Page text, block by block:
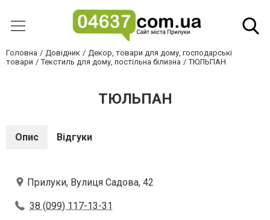
Головна Довідник
Декор, товари для дому, господарські
товари
Текстиль для дому, постільна білизна ТЮЛЬПАН
ТЮЛЬПАН
Опис Відгуки
Прилуки, Вулиця Садова, 42
38 (099) 117-13-31